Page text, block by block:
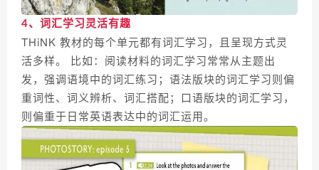
4、词汇学习灵活有趣
THiNK 教材的每个单元都有词汇学习，且呈现方式灵
活多样。 比如：阅读材料的词汇学习常常从主题出
发，强调语境中的词汇练习；语法版块的词汇学习则偏
重词性、词义辨析、词汇搭配；口语版块的词汇学习，
则偏重于日常英语表达中的词汇运用。